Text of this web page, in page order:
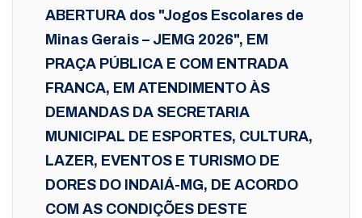
ABERTURA dos "Jogos Escolares de
Minas Gerais – JEMG 2026", EM
PRAÇA PÚBLICA E COM ENTRADA
FRANCA, EM ATENDIMENTO ÀS
DEMANDAS DA SECRETARIA
MUNICIPAL DE ESPORTES, CULTURA,
LAZER, EVENTOS E TURISMO DE
DORES DO INDAIÁ-MG, DE ACORDO
COM AS CONDIÇÕES DESTE